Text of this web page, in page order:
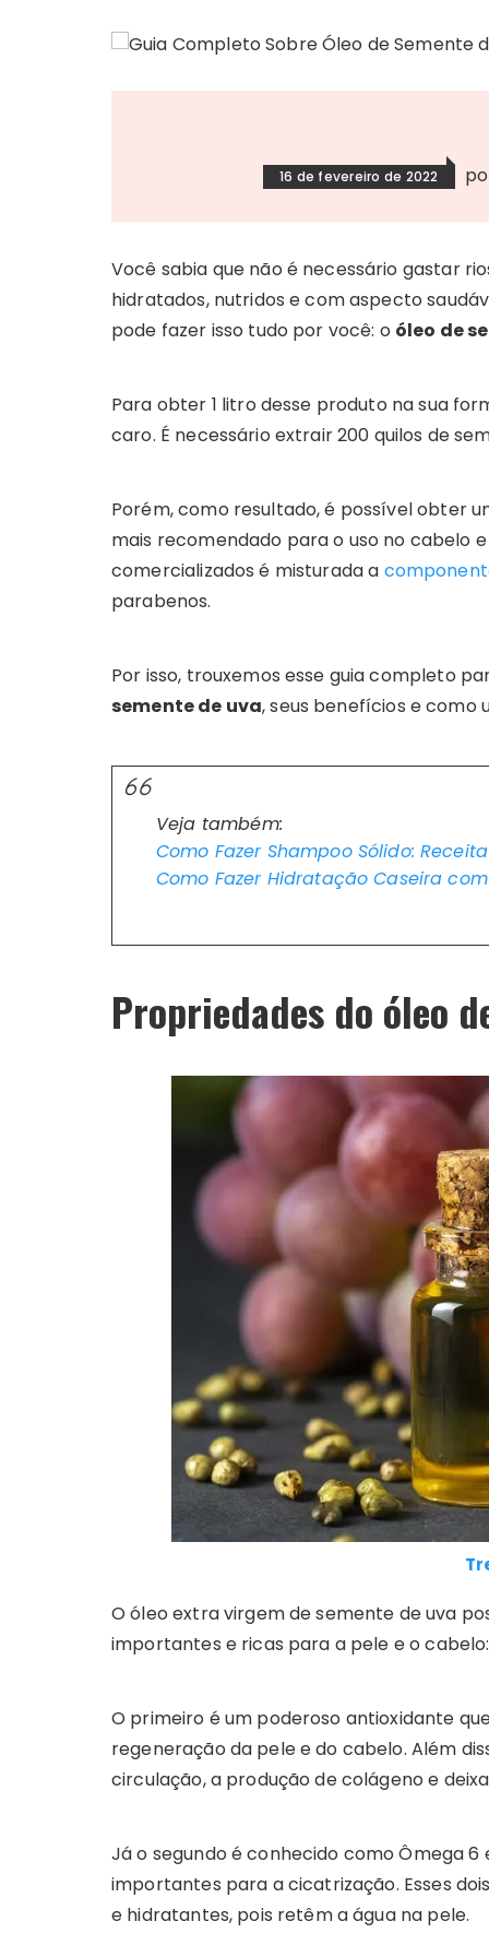
16 de fevereiro de 2022
Você sabia que não é necessário gastar
hidratados, nutridos e com aspecto
pode fazer isso tudo por você: o óleo de
Para obter 1 litro desse produto na sua
caro. É necessário extrair 200 quilos de
Porém, como resultado, é possível obter
mais recomendado para o uso no cabelo
comercializados é misturada a
parabenos.
Por isso, trouxemos esse guia completo
semente de uva, seus benefícios e
Veja também:
Como Fazer Shampoo Sólido:
Como Fazer Hidratação Caseira
Propriedades do óleo
O óleo extra virgem de semente de uva
importantes e ricas para a pele e o
O primeiro é um poderoso antioxidante
regeneração da pele e do cabelo. Além
circulação, a produção de colágeno e
Já o segundo é conhecido como Ômega
importantes para a cicatrização. Esses
e hidratantes, pois retêm a água na pele.